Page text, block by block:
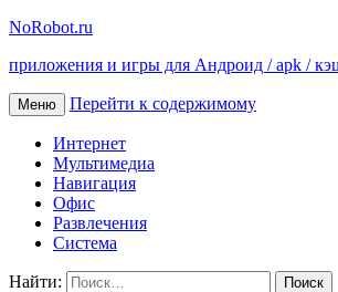
NoRobot.ru
приложения и игры для Андроид / apk /
Меню Перейти к содержимому
Интернет
Мультимедиа
Навигация
Офис
Развлечения
Система
Найти: